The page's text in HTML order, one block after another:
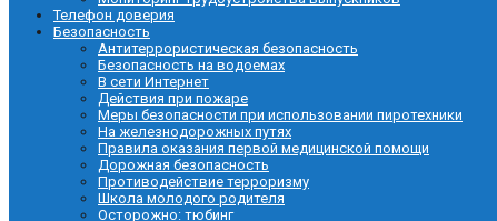
Телефон доверия
Безопасность
Антитеррористическая безопасность
Безопасность на водоемах
В сети Интернет
Действия при пожаре
Меры безопасности при использовании пиротехники
На железнодорожных путях
Правила оказания первой медицинской помощи
Дорожная безопасность
Противодействие терроризму
Школа молодого родителя
Осторожно: тюбинг